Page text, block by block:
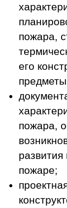
пожара,
его
пожара,
пожаре;